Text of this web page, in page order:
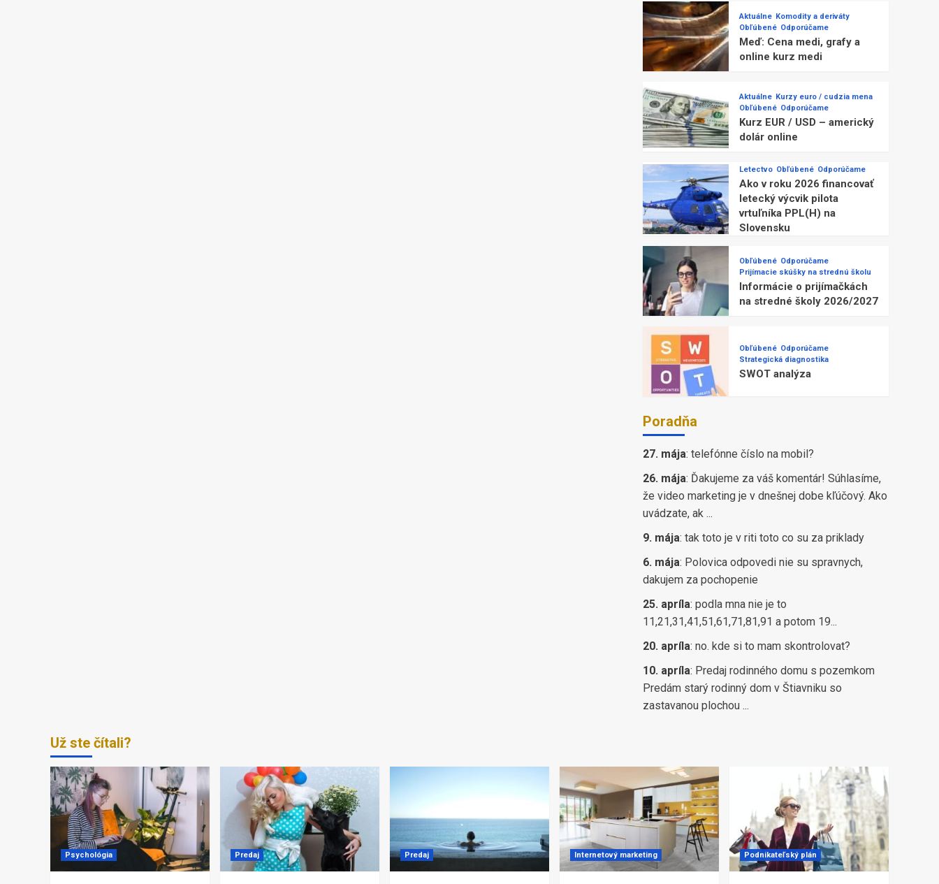
Aktuálne Komodity a deriváty
Obľúbené Odporúčame
Meď: Cena medi, grafy a
online kurz medi
Aktuálne Kurzy euro / cudzia mena
Obľúbené Odporúčame
Kurz EUR / USD – americký
dolár online
Letectvo Obľúbené Odporúčame
Ako v roku 2026 financovať
letecký výcvik pilota
vrtuľníka PPL(H) na
Slovensku
Obľúbené Odporúčame
Prijímacie skúšky na strednú školu
Informácie o prijímačkách
na stredné školy 2026/2027
Obľúbené Odporúčame
Strategická diagnostika
SWOT analýza
Poradňa
27. mája: telefónne číslo na mobil?
26. mája: Ďakujeme za váš komentár! Súhlasíme,
že video marketing je v dnešnej dobe kľúčový. Ako
uvádzate, ak ...
9. mája: tak toto je v riti toto co su za priklady
6. mája: Polovica odpovedi nie su spravnych,
dakujem za pochopenie
25. apríla: podla mna nie je to
11,21,31,41,51,61,71,81,91 a potom 19...
20. apríla: no. kde si to mam skontrolovat?
10. apríla: Predaj rodinného domu s pozemkom
Predám starý rodinný dom v Štiavniku so
zastavanou plochou ...
Už ste čítali?
Psychológia Predaj Predaj Internetový marketing Podnikateľský plán